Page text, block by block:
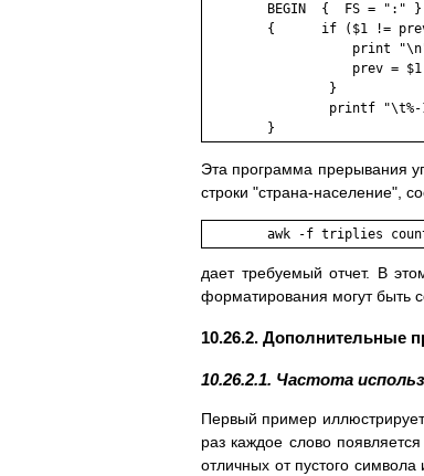
        BEGIN  {  FS = ":" }
{      if ($1 !=
print
                   prev = $1
                }
printf
        }
Эта программа прерывания
строки "страна-население",
awk -f triplies
дает требуемый отчет. В
форматирования могут быть
10.26.2. Дополнительные
10.26.2.1. Частота
Первый пример
раз каждое слово
отличных от пустого